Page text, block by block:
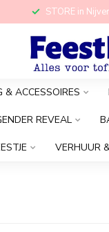
STORE in
& ACCESSOIRES
REVEAL
VERHUUR